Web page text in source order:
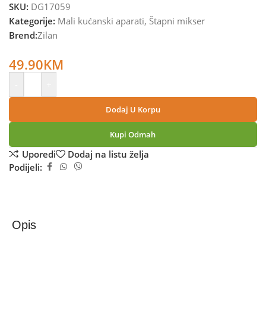
SKU: DG17059
Kategorije: Mali kućanski aparati, Štapni mikser
Brend:Zilan
49.90KM
Dodaj U Korpu
Kupi Odmah
Uporedi
Dodaj na listu želja
Podijeli:
Opis